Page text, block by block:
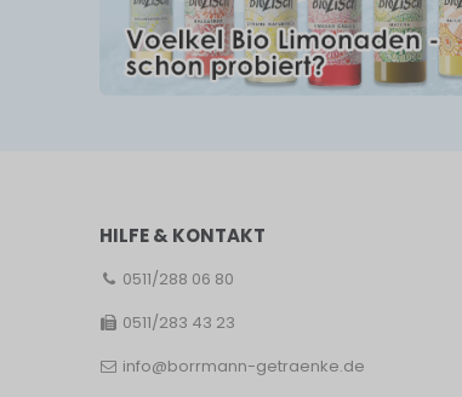
HILFE & KONTAKT
0511/288 06 80
0511/283 43 23
info@borrmann-getraenke.de